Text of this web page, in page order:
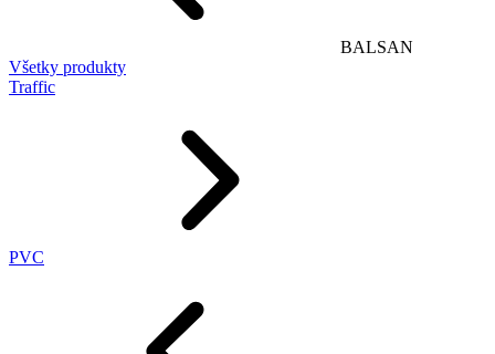
BALSAN
Všetky produkty
Traffic
PVC